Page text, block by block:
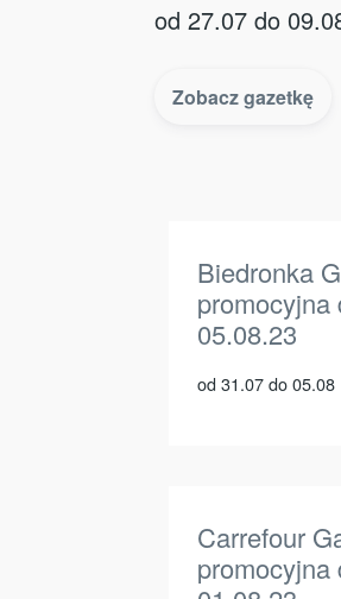
od 27.07 do
Zobacz gazetkę
Biedronka
promocyjna
05.08.23
od 31.07 do 05.08
Carrefour
promocyjna